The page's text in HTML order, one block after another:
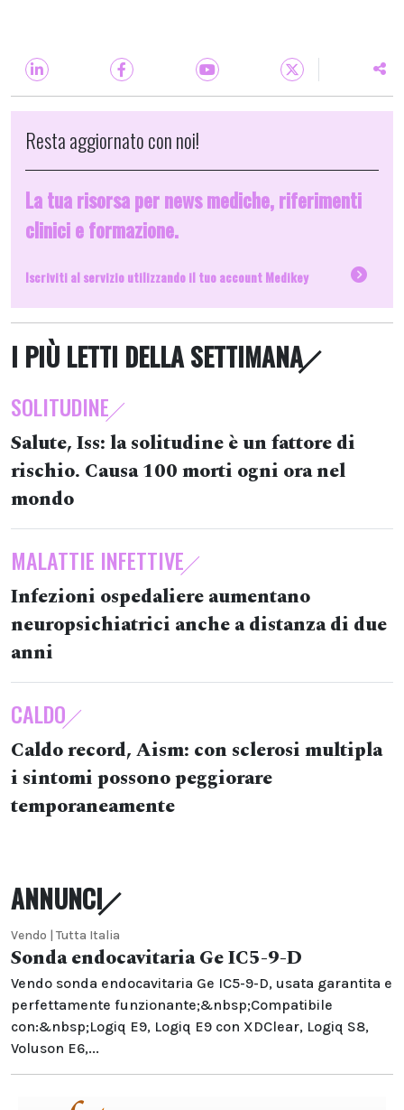
Resta aggiornato con noi!
La tua risorsa per news mediche, riferimenti
clinici e formazione.
Iscriviti al servizio utilizzando il tuo account Medikey
I PIÙ LETTI DELLA SETTIMANA
SOLITUDINE
Salute, Iss: la solitudine è un fattore di
rischio. Causa 100 morti ogni ora nel
mondo
MALATTIE INFETTIVE
Infezioni ospedaliere aumentano
neuropsichiatrici anche a distanza di due
anni
CALDO
Caldo record, Aism: con sclerosi multipla
i sintomi possono peggiorare
temporaneamente
ANNUNCI
Vendo | Tutta Italia
Sonda endocavitaria Ge IC5-9-D
Vendo sonda endocavitaria Ge IC5-9-D, usata garantita e
perfettamente funzionante;&nbsp;Compatibile
con:&nbsp;Logiq E9, Logiq E9 con XDClear, Logiq S8,
Voluson E6,...